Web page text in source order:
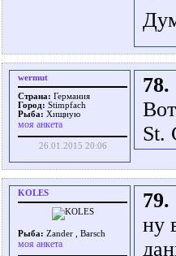
wermut
Страна: Германия
Город: Stimpfach
Рыба: Хищную
моя анкета
26.01.2015 20:06
78.
St.
KOLES
Рыба: Zander , Barsch
моя анкета
79.
ну